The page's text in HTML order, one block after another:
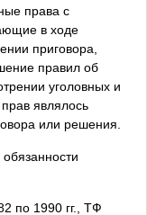
права с
в ходе
приговора,
правил об
уголовных и
являлось
или решения.
по 1990 гг., ТФ